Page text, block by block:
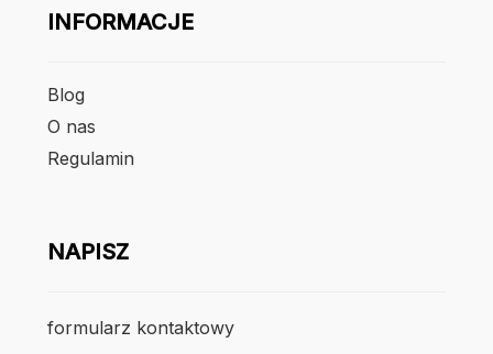
INFORMACJE
Blog
O nas
Regulamin
NAPISZ
formularz kontaktowy